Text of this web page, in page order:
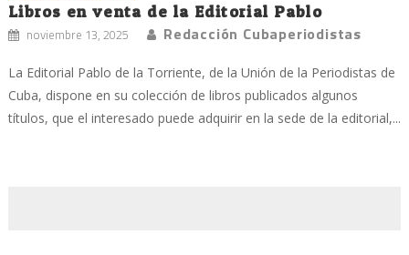
Libros en venta de la Editorial Pablo
noviembre 13, 2025 Redacción Cubaperiodistas
La Editorial Pablo de la Torriente, de la Unión de la Periodistas de
Cuba, dispone en su colección de libros publicados algunos
títulos, que el interesado puede adquirir en la sede de la editorial,...